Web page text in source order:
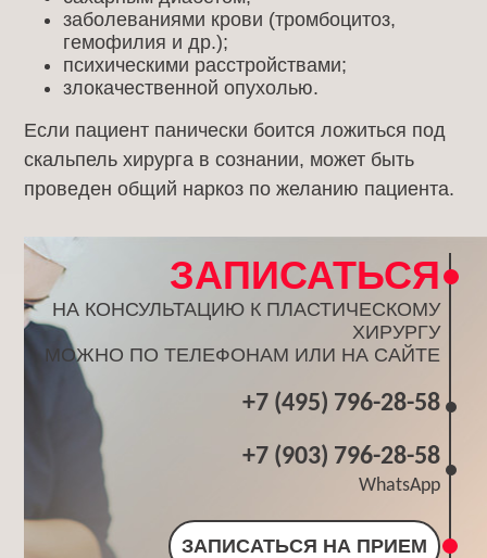
заболеваниями крови (тромбоцитоз,
гемофилия и др.);
психическими расстройствами;
злокачественной опухолью.
Если пациент панически боится ложиться под
скальпель хирурга в сознании, может быть
проведен общий наркоз по желанию пациента.
ЗАПИСАТЬСЯ
НА КОНСУЛЬТАЦИЮ К ПЛАСТИЧЕСКОМУ
ХИРУРГУ
МОЖНО ПО ТЕЛЕФОНАМ ИЛИ НА САЙТЕ
+7 (495) 796-28-58
+7 (903) 796-28-58
WhatsApp
ЗАПИСАТЬСЯ НА ПРИЕМ